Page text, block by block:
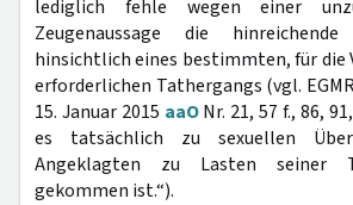
lediglich fehle wegen einer
Zeugenaussage die hinreichende
hinsichtlich eines bestimmten, für die
erforderlichen Tathergangs (vgl.
15. Januar 2015 aaONr. 21, 57 f., 86,
es tatsächlich zu sexuellen
Angeklagten zu Lasten seiner
gekommen ist.“).